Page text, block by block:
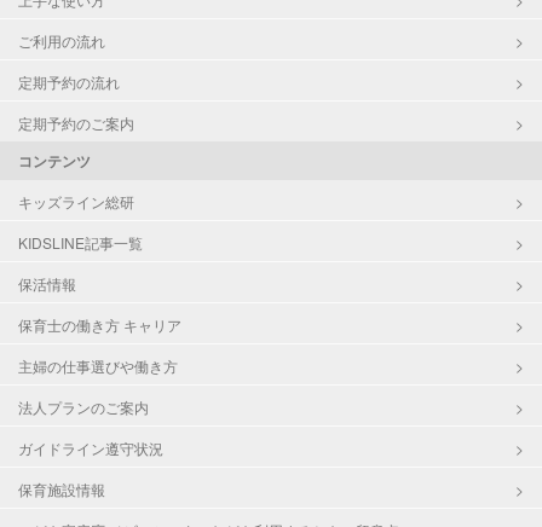
ご利用の流れ
定期予約の流れ
定期予約のご案内
コンテンツ
キッズライン総研
KIDSLINE記事一覧
保活情報
保育士の働き方 キャリア
主婦の仕事選びや働き方
法人プランのご案内
ガイドライン遵守状況
保育施設情報